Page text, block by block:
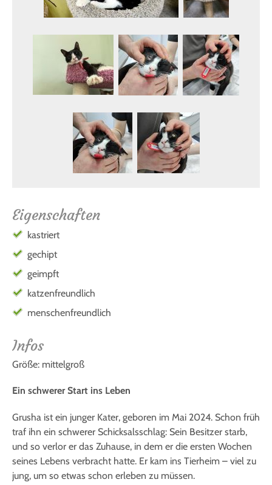
Eigenschaften
kastriert
gechipt
geimpft
katzenfreundlich
menschenfreundlich
Infos
Größe: mittelgroß
Ein schwerer Start ins Leben
Grusha ist ein junger Kater, geboren im Mai 2024. Schon früh
traf ihn ein schwerer Schicksalsschlag: Sein Besitzer starb,
und so verlor er das Zuhause, in dem er die ersten Wochen
seines Lebens verbracht hatte. Er kam ins Tierheim – viel zu
jung, um so etwas schon erleben zu müssen.